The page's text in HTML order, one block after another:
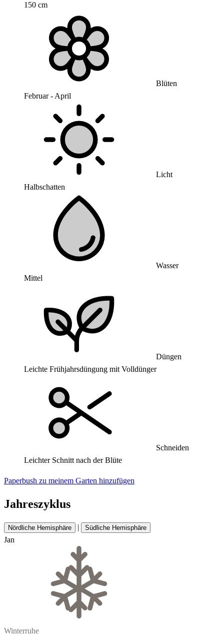
150 cm
Blüten
Februar - April
Licht
Halbschatten
Wasser
Mittel
Düngen
Leichte Frühjahrsdüngung mit Volldünger
Schneiden
Leichter Schnitt nach der Blüte
Paperbush zu meinem Garten hinzufügen
Jahreszyklus
Nördliche Hemisphäre | Südliche Hemisphäre
Jan
Winterruhe